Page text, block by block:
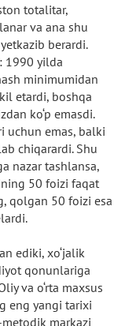
totalitar,
va ana shu
berardi.
1990 yilda
minimumidan
etardi, boshqa
ko‘p emasdi.
uchun emas, balki
chiqarardi. Shu
nazar tashlansa,
50 foizi faqat
qolgan 50 foizi esa
ediki, xo‘jalik
qonunlariga
va o‘rta maxsus
eng yangi tarixi
markazi